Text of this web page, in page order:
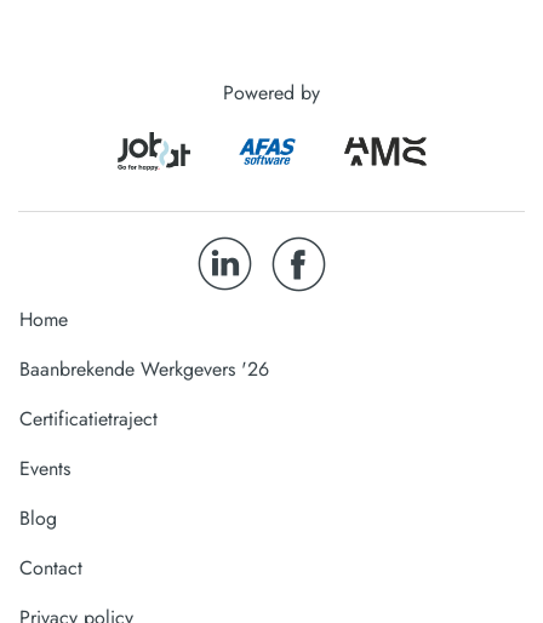
Powered by
Home
Baanbrekende Werkgevers '26
Certificatietraject
Events
Blog
Contact